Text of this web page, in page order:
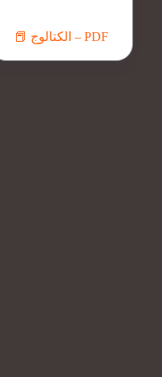
📕 الكتالوج – PDF